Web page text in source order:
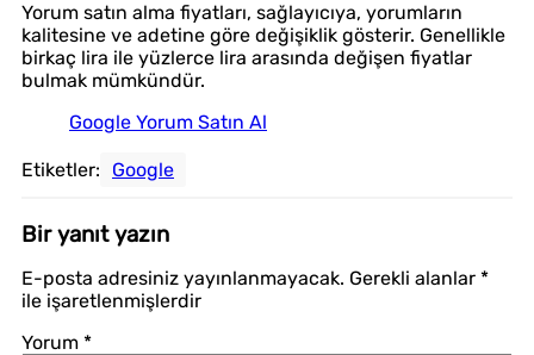
Yorum satın alma fiyatları, sağlayıcıya, yorumların
kalitesine ve adetine göre değişiklik gösterir. Genellikle
birkaç lira ile yüzlerce lira arasında değişen fiyatlar
bulmak mümkündür.
Google Yorum Satın Al
Etiketler: Google
Bir yanıt yazın
E-posta adresiniz yayınlanmayacak. Gerekli alanlar *
ile işaretlenmişlerdir
Yorum *